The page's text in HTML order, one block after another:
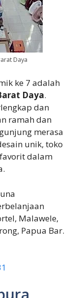
Daya
ke 7 adalah
Daya.
dan
ramah dan
merasa
unik, toko
dalam
Malawele,
Papua Bar.